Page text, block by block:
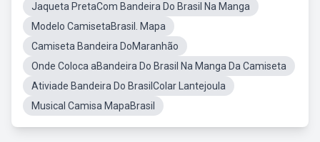
Jaqueta PretaCom Bandeira Do Brasil Na Manga
Modelo CamisetaBrasil. Mapa
Camiseta Bandeira DoMaranhão
Onde Coloca aBandeira Do Brasil Na Manga Da Camiseta
Ativiade Bandeira Do BrasilColar Lantejoula
Musical Camisa MapaBrasil